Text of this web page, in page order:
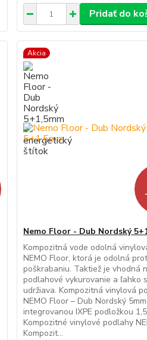
Pridať do
Akcia
Nemo Floor - Dub Nordský
Kompozitná vode odolná
NEMO Floor, ktorá je odolná
poškrabaniu. Taktiež je vhodná
podlahové vykurovanie a ľahko
udržiava. Kompozitná vinylová
NEMO Floor – Dub Nordský
integrovanou IXPE podložkou
Kompozitné vinylové podlahy
Kompozit...